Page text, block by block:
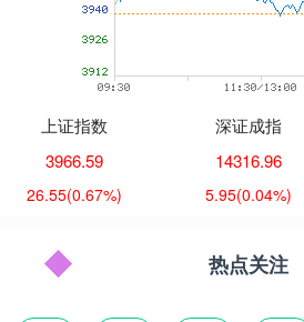
上证指数
3966.59
26.55(0.67%)
深证成指
14316.96
5.95(0.04%)
热点关注